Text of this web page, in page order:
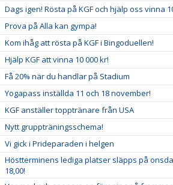
Dags igen! Rösta på KGF och hjälp oss vinna
Prova på Alla kan gympa!
Kom ihåg att rösta på KGF i Bingoduellen!
Hjälp KGF att vinna 10 000 kr!
Få 20% när du handlar på Stadium
Yogapass inställda 11 och 18 november!
KGF anställer topptränare från USA
Nytt gruppträningsschema!
Vi gick i Prideparaden i helgen
Höstterminens lediga platser släpps på
18,00!